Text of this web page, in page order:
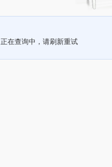
正在查询中，请刷新重试